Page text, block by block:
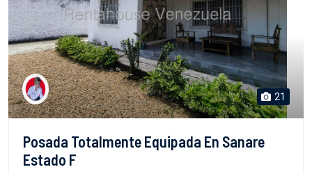
21
Posada Totalmente Equipada En Sanare
Estado F